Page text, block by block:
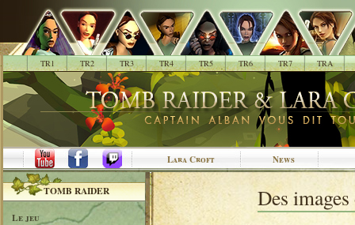
. TR1 TR2 TR3 TR4 TR5 TR6 TR7 TRA
Lara Croft News
TOMB RAIDER
Le jeu
Des